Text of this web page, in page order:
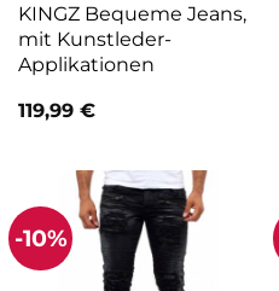
KINGZ Bequeme Jeans,
mit Kunstleder-
Applikationen
119,99 €
-10%